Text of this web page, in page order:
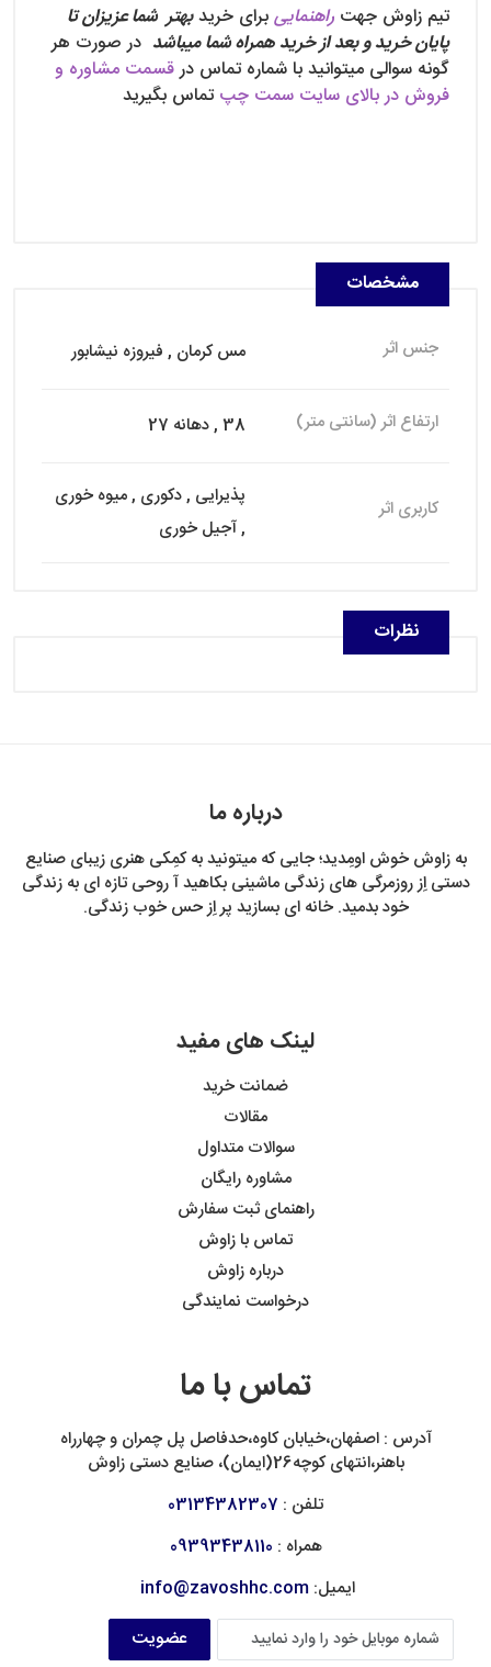
تیم زاوش جهت راهنماییبرای خریدبهتر شما عزیزان تا
پایان خرید و بعد از خرید همراه شما میباشد در صورت هر
گونه سوالی میتوانید با شماره تماس درقسمت مشاوره و
فروش در بالای سایت سمت چپتماس بگیرید
مشخصات
جنس اثر مس کرمان , فیروزه نیشابور
ارتفاع اثر (سانتی متر) 38 , دهانه 27
کاربری اثر
پذیرایی , دکوری , میوه خوری
, آجیل خوری
نظرات
درباره ما
به زاوش خوش اومِدید؛ جایی که میتونید به کمِکی هنری زیبای صنایع
دستی اِز روزمرگی های زندگی ماشینی بکاهید آ روحی تازه ای به زندگی
خود بدمید. خانه ای بسازید پر اِز حس خوب زندگی.
لینک های مفید
ضمانت خرید
مقالات
سوالات متداول
مشاوره رایگان
راهنمای ثبت سفارش
تماس با زاوش
درباره زاوش
درخواست نمایندگی
تماس با ما
آدرس : اصفهان،خیابان کاوه،حدفاصل پل چمران و چهارراه
باهنر،انتهای کوچه26(ایمان)، صنایع دستی زاوش
تلفن : 03134382307
همراه : 09393438110
ایمیل: info@zavoshhc.com
عضویت